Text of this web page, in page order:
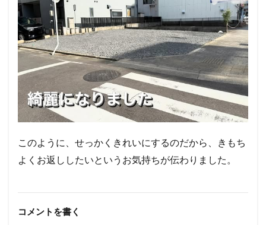
このように、せっかくきれいにするのだから、きもち
よくお返ししたいというお気持ちが伝わりました。
コメントを書く